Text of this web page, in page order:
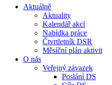
Aktuálně
Aktuality
Kalendář akcí
Nabídka práce
Čtvrtletník DSR
Měsíční plán aktivit
O nás
Veřejný závazek
Poslání DS